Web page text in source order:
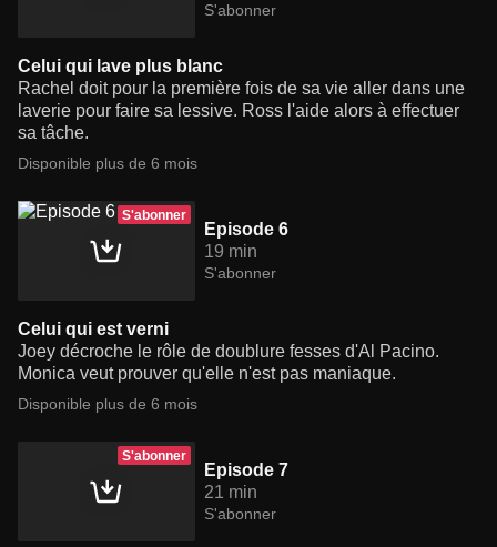
S'abonner
Celui qui lave plus blanc
Rachel doit pour la première fois de sa vie aller dans une
laverie pour faire sa lessive. Ross l'aide alors à effectuer
sa tâche.
Disponible plus de 6 mois
S'abonner
Episode 6
19 min
S'abonner
Celui qui est verni
Joey décroche le rôle de doublure fesses d'Al Pacino.
Monica veut prouver qu'elle n'est pas maniaque.
Disponible plus de 6 mois
S'abonner
Episode 7
21 min
S'abonner